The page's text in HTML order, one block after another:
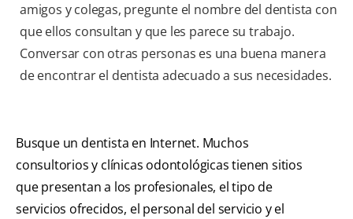
amigos y colegas, pregunte el nombre del dentista con
que ellos consultan y que les parece su trabajo.
Conversar con otras personas es una buena manera
de encontrar el dentista adecuado a sus necesidades.
Busque un dentista en Internet. Muchos
consultorios y clínicas odontológicas tienen sitios
que presentan a los profesionales, el tipo de
servicios ofrecidos, el personal del servicio y el